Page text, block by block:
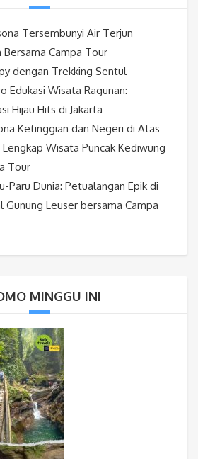
Tersembunyi Air Terjun
Campa Tour
dengan Trekking Sentul
Edukasi Wisata Ragunan:
Hijau Hits di Jakarta
Ketinggian dan Negeri di Atas
Wisata Puncak Kediwung
Tour
Paru Dunia: Petualangan Epik di
Gunung Leuser bersama Campa
MINGGU INI